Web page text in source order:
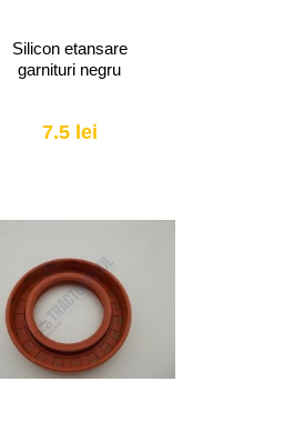
Silicon etansare
garnituri negru
7.5 lei